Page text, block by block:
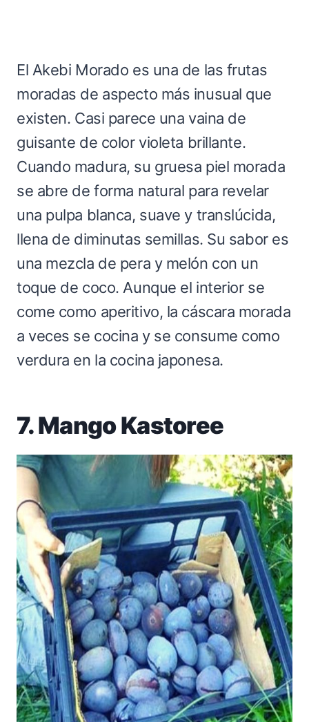
El Akebi Morado es una de las frutas
moradas de aspecto más inusual que
existen. Casi parece una vaina de
guisante de color violeta brillante.
Cuando madura, su gruesa piel morada
se abre de forma natural para revelar
una pulpa blanca, suave y translúcida,
llena de diminutas semillas. Su sabor es
una mezcla de pera y melón con un
toque de coco. Aunque el interior se
come como aperitivo, la cáscara morada
a veces se cocina y se consume como
verdura en la cocina japonesa.
7. Mango Kastoree